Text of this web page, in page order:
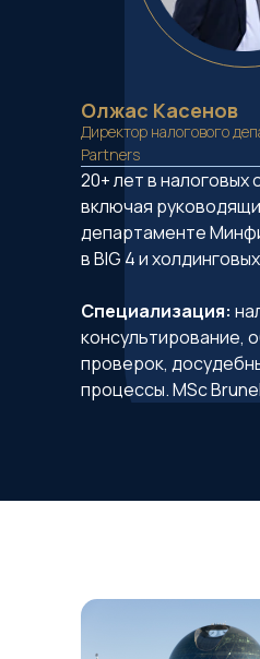
Олжас Касенов
Директор налогового
Partners
20+ лет в налоговых
включая
департаменте
в BIG 4 и
Специализация:
консультирование,
проверок,
процессы. MSc